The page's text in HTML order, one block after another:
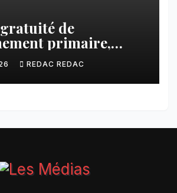
de
primaire,
du Président
réaffirmée
du
REDAC REDAC